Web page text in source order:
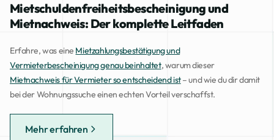
Mietschuldenfreiheitsbescheinigung und
Mietnachweis: Der komplette Leitfaden
Erfahre, was eine Mietzahlungsbestätigung und
Vermieterbescheinigung genau beinhaltet, warum dieser
Mietnachweis für Vermieter so entscheidend ist– und wie du dir damit
bei der Wohnungssuche einen echten Vorteil verschaffst.
Mehr erfahren